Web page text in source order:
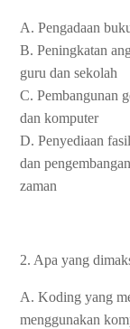
A. Pengadaan
B. Peningkatan
guru dan sekolah
C. Pembangunan
dan komputer
D. Penyediaan
dan
zaman
2. Apa yang
A. Koding yang
menggunakan